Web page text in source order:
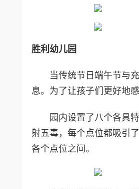
胜利幼儿园
当传统节日端午节与
息。为了让孩子们更好地
园内设置了八个各具
射五毒，每个点位都吸引
各个点位之间。